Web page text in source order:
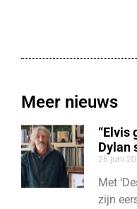
Meer nieuws
“Elvis
Dylan
26 juni
Met
zijn